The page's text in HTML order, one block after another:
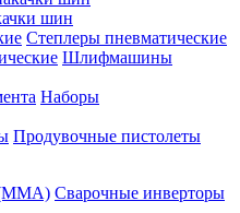
шин
Степлеры пневматические
Шлифмашины
Наборы
Продувочные пистолеты
Сварочные инверторы